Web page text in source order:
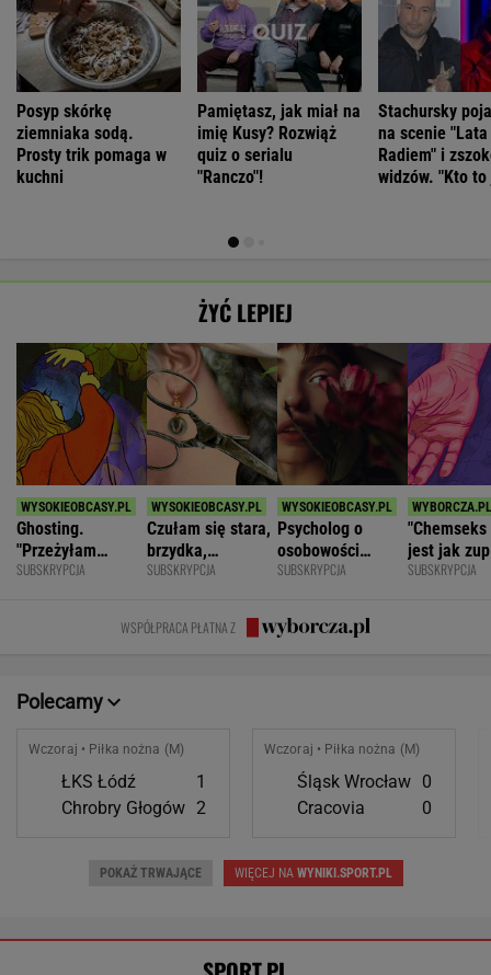
Posyp skórkę
ziemniaka sodą.
Prosty trik pomaga w
kuchni
Pamiętasz, jak miał na
imię Kusy? Rozwiąż
quiz o serialu
"Ranczo"!
Stachursky
na scenie "Lata
Radiem" i
widzów. "Kto to
ŻYĆ LEPIEJ
Ghosting.
"Przeżyłam
najpiękniejszy
SUBSKRYPCJA
Czułam się stara,
brzydka,
niepotrzebna.
mnie dla młodszej
SUBSKRYPCJA
Psycholog o
osobowości
narcystycznej:
albo do niczego
SUBSKRYPCJA
"Chemseks
jest jak
Nażresz
SUBSKRYPCJA
WSPÓŁPRACA PŁATNA Z
Polecamy
Wczoraj • Piłka nożna (M)
ŁKS Łódź
1
Chrobry Głogów 2
Wczoraj • Piłka nożna (M)
Śląsk Wrocław 0
Cracovia
0
POKAŻ TRWAJĄCE WIĘCEJ NAWYNIKI.SPORT.PL